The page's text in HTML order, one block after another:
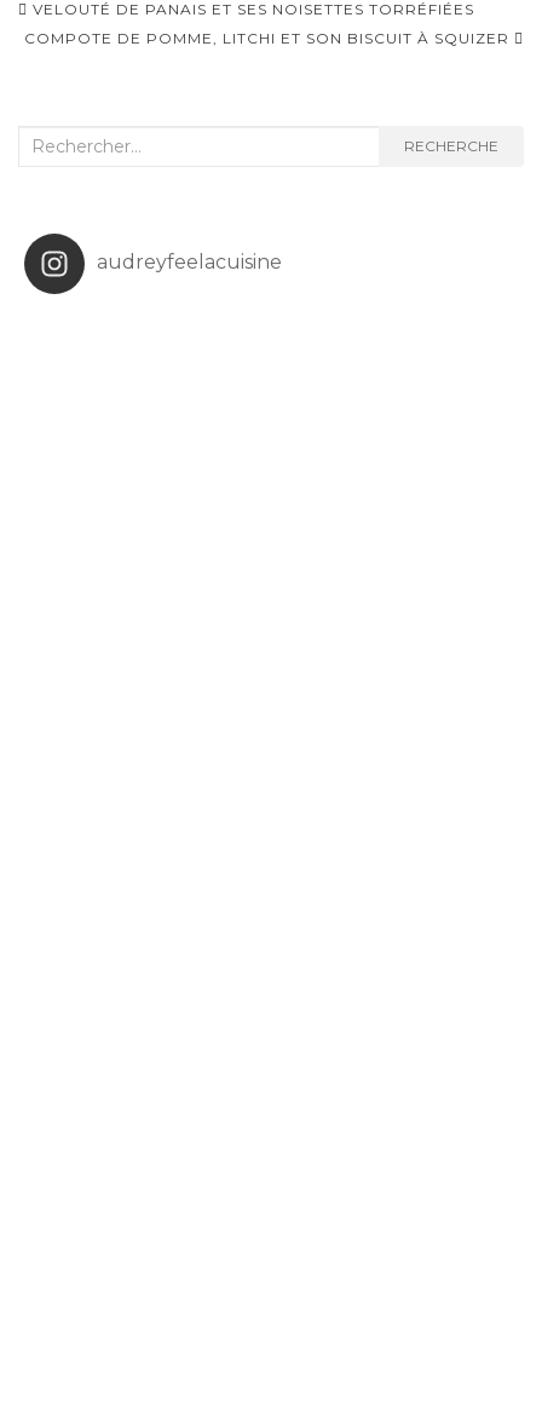
Navigation
d'article
VELOUTÉ DE PANAIS ET SES NOISETTES TORRÉFIÉES
COMPOTE DE POMME, LITCHI ET SON BISCUIT À SQUIZER
Recherche
RECHERCHE
audreyfeelacuisine